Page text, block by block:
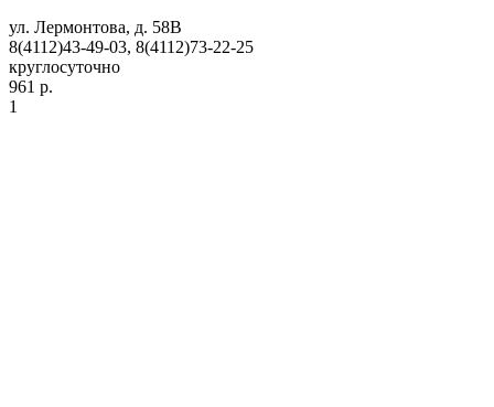
ул. Лермонтова, д. 58В
8(4112)43-49-03, 8(4112)73-22-25
круглосуточно
961 р.
1